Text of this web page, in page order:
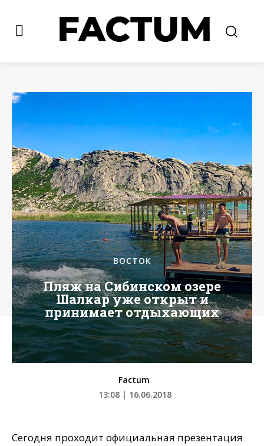
ВОСТОК
Пляж на Сибинском озере
Шалкар уже открыт и
принимает отдыхающих
Factum
13:08 | 16.06.2018
Сегодня проходит официальная презентация